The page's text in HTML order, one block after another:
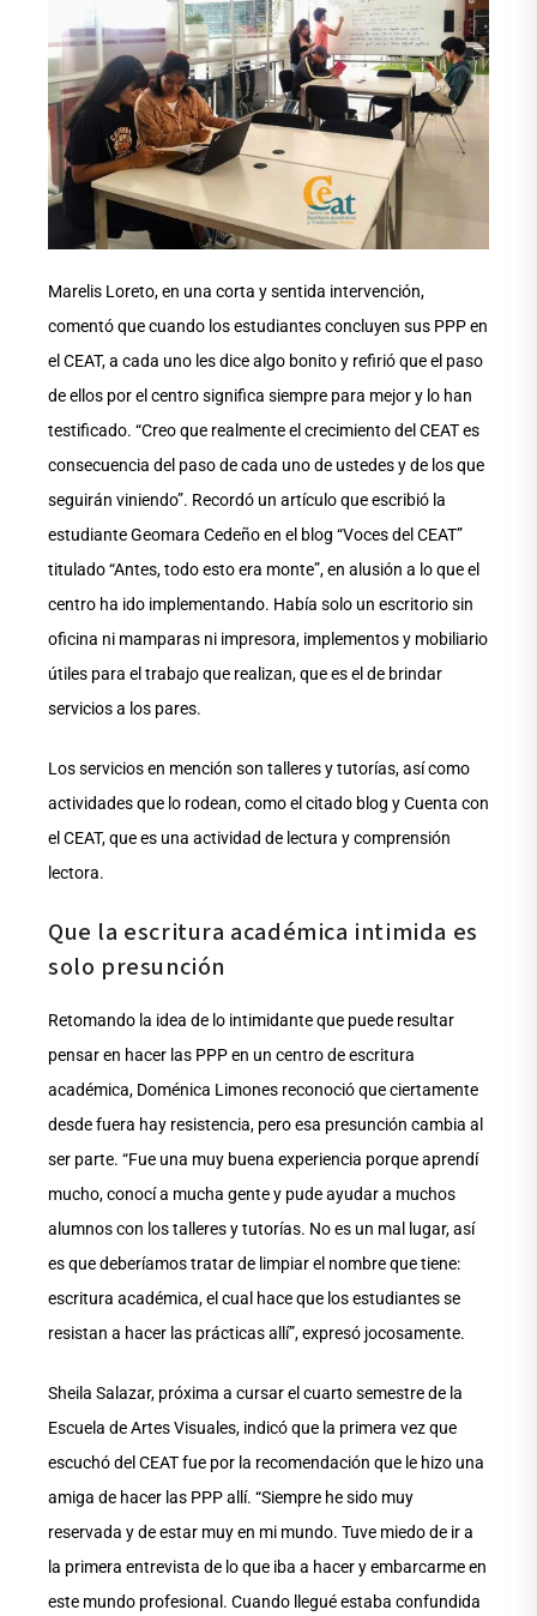
Marelis Loreto, en una corta y sentida intervención,
comentó que cuando los estudiantes concluyen sus PPP en
el CEAT, a cada uno les dice algo bonito y refirió que el paso
de ellos por el centro significa siempre para mejor y lo han
testificado. “Creo que realmente el crecimiento del CEAT es
consecuencia del paso de cada uno de ustedes y de los que
seguirán viniendo”. Recordó un artículo que escribió la
estudiante Geomara Cedeño en el blog “Voces del CEAT”
titulado “Antes, todo esto era monte”, en alusión a lo que el
centro ha ido implementando. Había solo un escritorio sin
oficina ni mamparas ni impresora, implementos y mobiliario
útiles para el trabajo que realizan, que es el de brindar
servicios a los pares.
Los servicios en mención son talleres y tutorías, así como
actividades que lo rodean, como el citado blog y Cuenta con
el CEAT, que es una actividad de lectura y comprensión
lectora.
Que la escritura académica intimida es
solo presunción
Retomando la idea de lo intimidante que puede resultar
pensar en hacer las PPP en un centro de escritura
académica, Doménica Limones reconoció que ciertamente
desde fuera hay resistencia, pero esa presunción cambia al
ser parte. “Fue una muy buena experiencia porque aprendí
mucho, conocí a mucha gente y pude ayudar a muchos
alumnos con los talleres y tutorías. No es un mal lugar, así
es que deberíamos tratar de limpiar el nombre que tiene:
escritura académica, el cual hace que los estudiantes se
resistan a hacer las prácticas allí”, expresó jocosamente.
Sheila Salazar, próxima a cursar el cuarto semestre de la
Escuela de Artes Visuales, indicó que la primera vez que
escuchó del CEAT fue por la recomendación que le hizo una
amiga de hacer las PPP allí. “Siempre he sido muy
reservada y de estar muy en mi mundo. Tuve miedo de ir a
la primera entrevista de lo que iba a hacer y embarcarme en
este mundo profesional. Cuando llegué estaba confundida